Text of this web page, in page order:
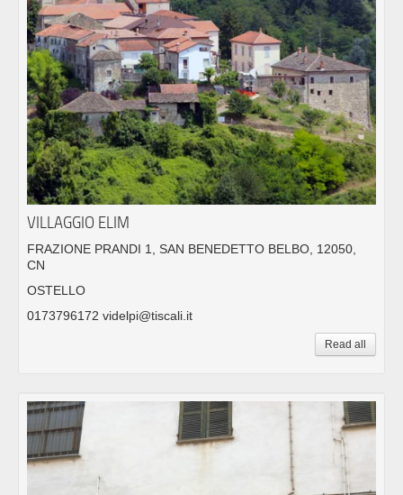
VILLAGGIO ELIM
FRAZIONE PRANDI 1, SAN BENEDETTO BELBO, 12050,
CN
OSTELLO
0173796172 videlpi@tiscali.it
Read all